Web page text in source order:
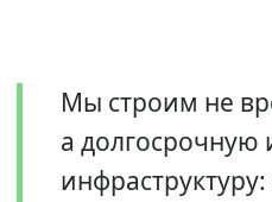
Мы строим не
а